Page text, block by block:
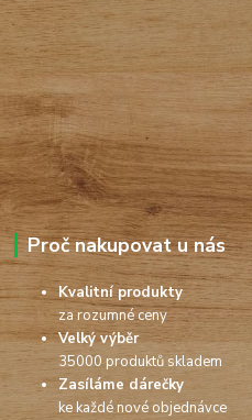
Proč nakupovat u nás
Kvalitní produkty
za rozumné ceny
Velký výběr
35000 produktů skladem
Zasíláme dárečky
ke každé nové objednávce